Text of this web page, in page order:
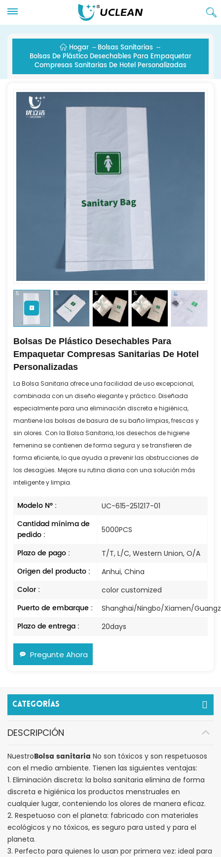
Hogar
Bolsas Sanitarias
Bolsas De Plástico Desechables Para Empaquetar
Compresas Sanitarias De Hotel Personalizadas
Bolsas De Plástico Desechables Para
Empaquetar Compresas Sanitarias De Hotel
Personalizadas
La Bolsa Sanitaria ofrece una facilidad de uso excepcional,
combinada con un diseño elegante y práctico. Diseñada
especialmente para una eliminación discreta e higiénica,
mantiene las bolsas de basura de su baño limpias, frescas y
sin olores. Con la Bolsa Sanitaria, los desechos de higiene
femenina se contienen de forma segura y se transfieren de
forma eficiente, lo que ayuda a prevenir las obstrucciones de
los desagües. Mejore su rutina diaria con una solución más
inteligente y limpia.
Modelo N° : UC-615-251217-01
Cantidad mínima de
pedido :
5000PCS
Plazo de pago : T/T, L/C, Western Union, O/A
Origen del producto : Anhui, China
Color : color customized
Puerto de embarque : Shanghai/Ningbo/Xiamen/
Plazo de entrega : 20days
Pregunte Ahora
Categorías
DESCRIPCIÓN
NuestroBolsa sanitaria No son tóxicos y son respetuosos
con el medio ambiente. Tienen las siguientes ventajas:
1. Eliminación discreta: la bolsa sanitaria elimina de forma
discreta e higiénica los productos menstruales en
cualquier lugar, conteniendo los olores de manera eficaz.
2. Respetuoso con el planeta: fabricado con materiales
ecológicos y no tóxicos, es seguro para usted y para el
planeta.
3. Perfecto para quienes lo usan por primera vez: ideal para